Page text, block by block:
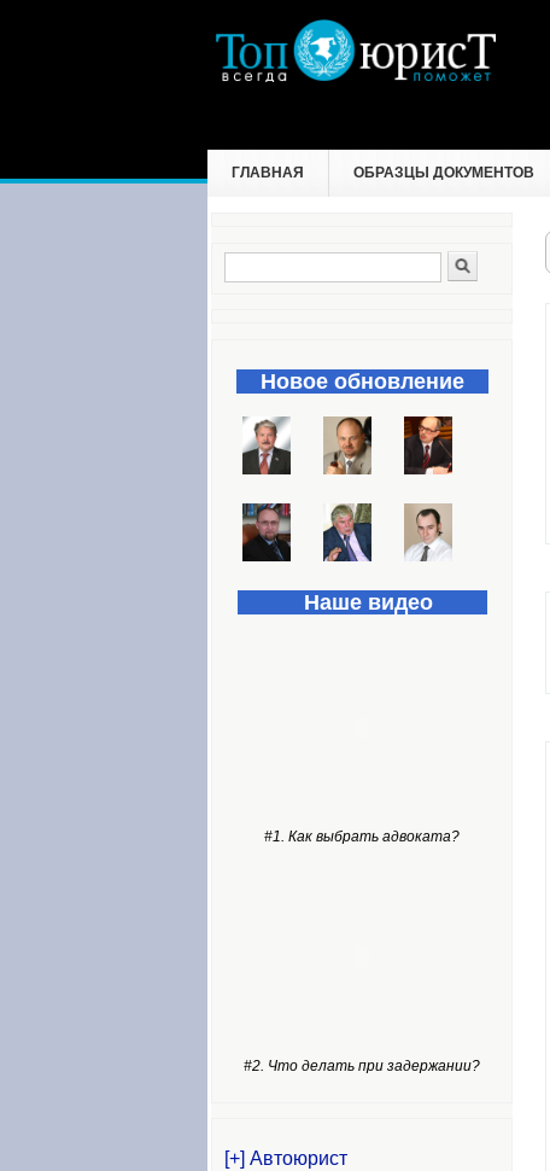
ГЛАВНАЯ ОБРАЗЦЫ ДОКУМЕНТОВ
Форма поиска
Новое обновление
Наше видео
#1. Как выбрать адвоката?
#2. Что делать при задержании?
[+] Автоюрист